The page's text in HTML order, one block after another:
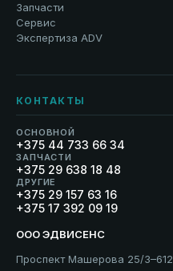
Запчасти
Сервис
Экспертиза ADV
КОНТАКТЫ
ОСНОВНОЙ
+375 44 733 66 34
ЗАПЧАСТИ
+375 29 638 18 48
ДРУГИЕ
+375 29 157 63 16
+375 17 392 09 19
ООО ЭДВИСЕНС
Проспект Машерова 25/3–612